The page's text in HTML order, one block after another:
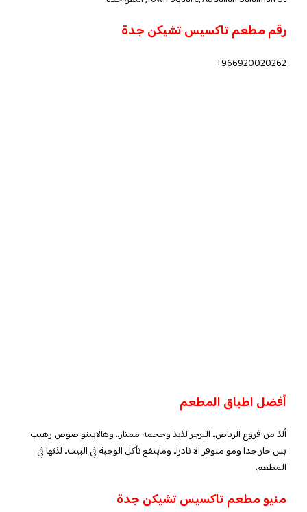
رقم مطعم تاكسيس تشيكن جدة
966920020262+
أفضل اطباق المطعم
ألذ من فروع الرياض.. البرجر لذيذ وحجمه ممتاز.. وهالابينو صوص رهيب
بس حار جدا ومو متوفر الا نادرا.. وماينفع تأكل الوجبة في البيت.. لذتها في
المطعم.
منيو مطعم تاكسيس تشيكن جدة